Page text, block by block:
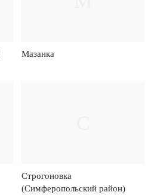
Мазанка
Строгоновка
(Симферопольский район)